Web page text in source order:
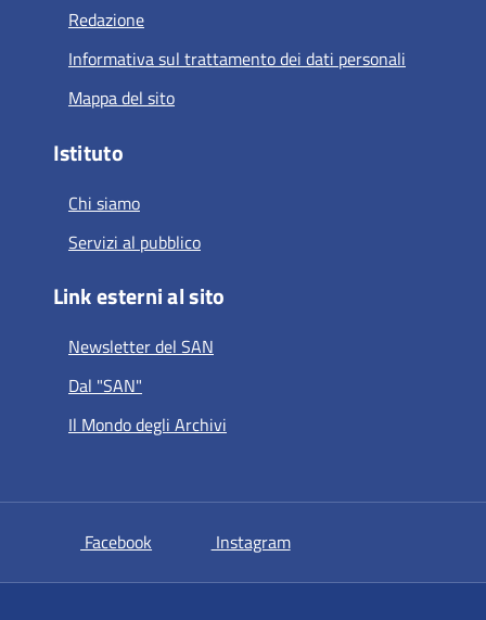
Redazione
Informativa sul trattamento dei dati personali
Mappa del sito
Istituto
Chi siamo
Servizi al pubblico
Link esterni al sito
Newsletter del SAN
Dal "SAN"
Il Mondo degli Archivi
Facebook si apre in una nuova scheda
Instagramsi apre in una nuova